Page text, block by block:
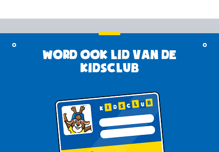
Word ook lid van de
KidsClub